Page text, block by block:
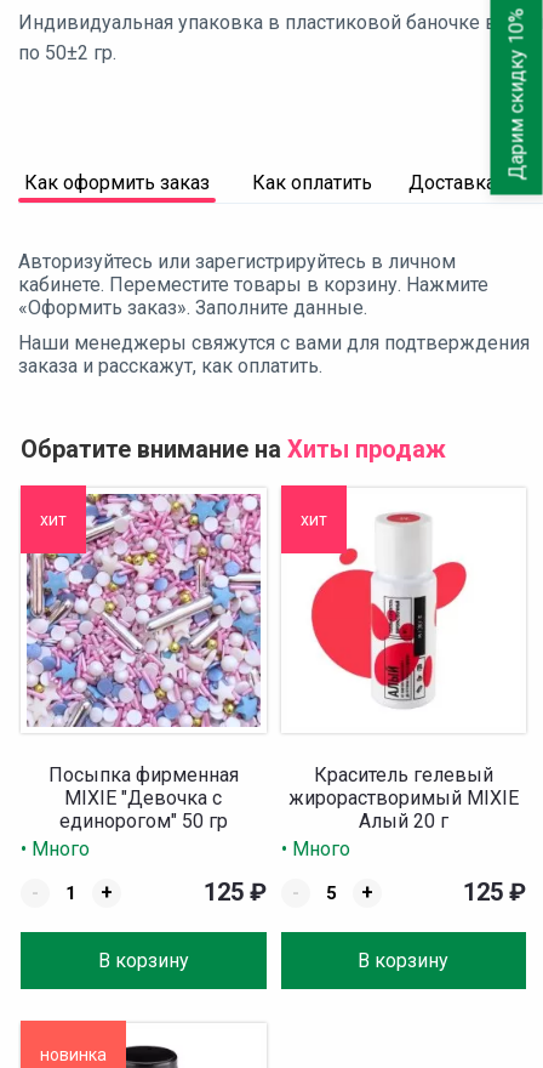
Индивидуальная упаковка в пластиковой баночке весом
по 50±2 гр.
Как оформить заказ Как оплатить Доставка
Авторизуйтесь или зарегистрируйтесь в личном
кабинете. Переместите товары в корзину. Нажмите
«Оформить заказ». Заполните данные.
Наши менеджеры свяжутся с вами для подтверждения
заказа и расскажут, как оплатить.
Обратите внимание на Хиты продаж
хит
Посыпка фирменная
MIXIE "Девочка с
единорогом" 50 гр
• Много
-
+
В корзину
125 ₽
хит
Краситель гелевый
жирорастворимый MIXIE
Алый 20 г
• Много
-
+
В корзину
125 ₽
новинка
Дарим скидку 10%